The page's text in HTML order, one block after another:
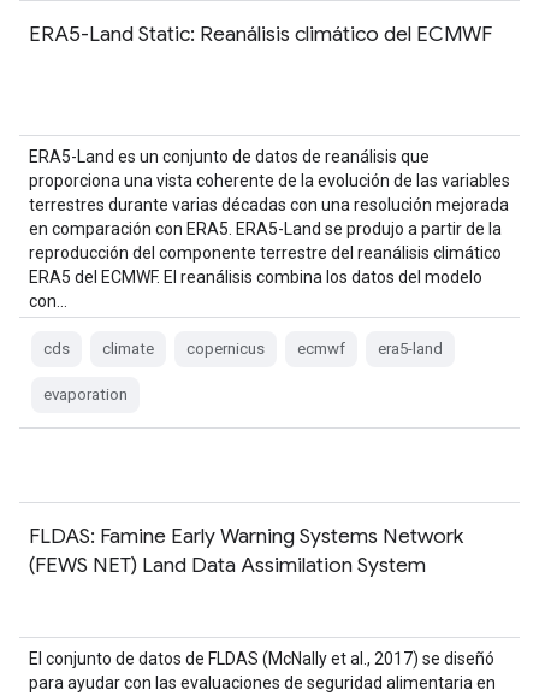
ERA5-Land Static: Reanálisis climático del ECMWF
ERA5-Land es un conjunto de datos de reanálisis que
proporciona una vista coherente de la evolución de las variables
terrestres durante varias décadas con una resolución mejorada
en comparación con ERA5. ERA5-Land se produjo a partir de la
reproducción del componente terrestre del reanálisis climático
ERA5 del ECMWF. El reanálisis combina los datos del modelo
con…
cds climate copernicus ecmwf era5-land
evaporation
FLDAS: Famine Early Warning Systems Network
(FEWS NET) Land Data Assimilation System
El conjunto de datos de FLDAS (McNally et al., 2017) se diseñó
para ayudar con las evaluaciones de seguridad alimentaria en